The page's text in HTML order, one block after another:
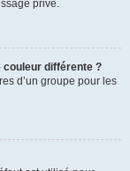
privé.
couleur différente ?
d’un groupe pour les